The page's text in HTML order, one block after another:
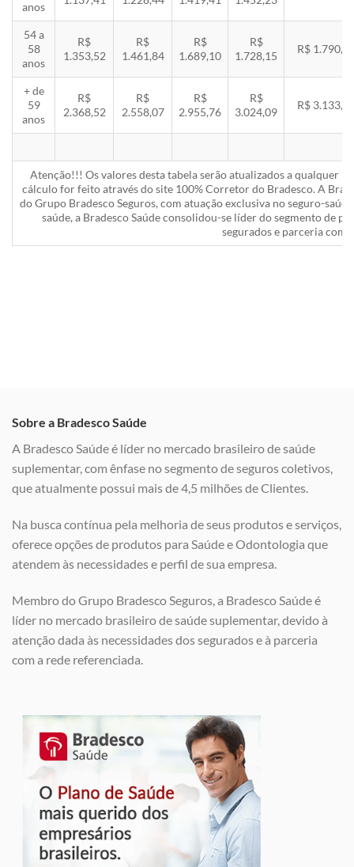
anos
54 a
58
anos
R$
1.353,52
R$
1.461,84
R$
1.689,10
R$
1.728,15
R$
+ de
59
anos
R$
2.368,52
R$
2.558,07
R$
2.955,76
R$
3.024,09
R$
Atenção!!! Os valores desta tabela serão atualizados a qualquer
cálculo for feito através do site 100% Corretor do Bradesco. A
do Grupo Bradesco Seguros, com atuação exclusiva no seguro-
saúde, a Bradesco Saúde consolidou-se líder do segmento de
segurados e parceria com
Sobre a Bradesco Saúde
A Bradesco Saúde é líder no mercado brasileiro de saúde
suplementar, com ênfase no segmento de seguros coletivos,
que atualmente possui mais de 4,5 milhões de Clientes.
Na busca contínua pela melhoria de seus produtos e serviços,
oferece opções de produtos para Saúde e Odontologia que
atendem às necessidades e perfil de sua empresa.
Membro do Grupo Bradesco Seguros, a Bradesco Saúde é
líder no mercado brasileiro de saúde suplementar, devido à
atenção dada às necessidades dos segurados e à parceria
com a rede referenciada.